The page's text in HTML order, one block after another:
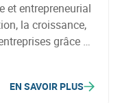
et entrepreneurial
la croissance,
grâce à
EN SAVOIR PLUS